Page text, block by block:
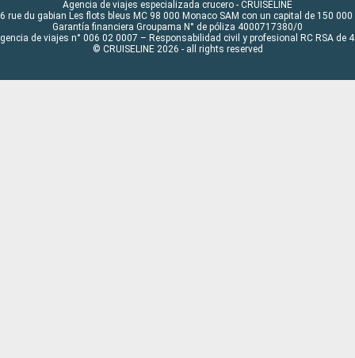
Agencia de viajes especializada crucero - CRUISELINE
rue du gabian Les flots bleus MC 98 000 Monaco SAM con un capital de 150 000
Garantía financiera Groupama N° de póliza 4000717380/0
de viajes n° 006 02 0007 – Responsabilidad civil y profesional RC RSA de
© CRUISELINE 2026 - all rights reserved